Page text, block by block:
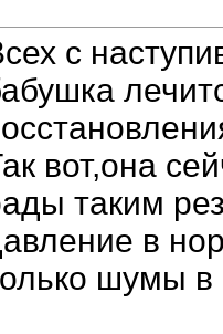
с
вот,она
таким
в
шумы в